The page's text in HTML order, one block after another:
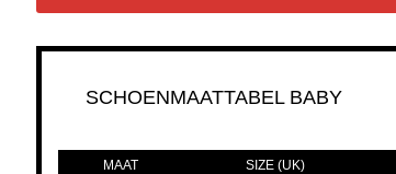
SCHOENMAATTABEL BABY
MAAT SIZE (UK)